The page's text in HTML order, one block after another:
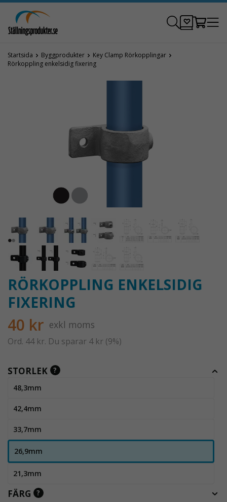
Startsida Byggprodukter
Key Clamp Rörkopplingar
Rörkoppling enkelsidig fixering
RÖRKOPPLING ENKELSIDIG
FIXERING
40 kr exkl moms
Ord. 44 kr. Du sparar 4 kr (9%)
STORLEK ?
48,3mm
42,4mm
33,7mm
26,9mm
21,3mm
FÄRG ?